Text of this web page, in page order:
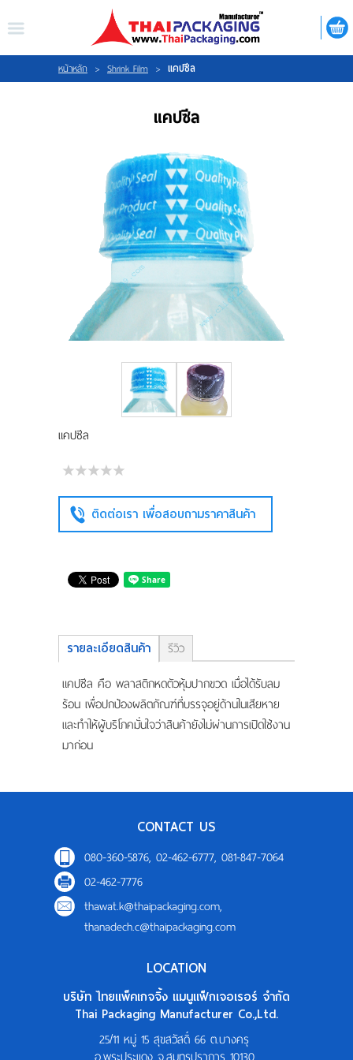
ไทย ENGLISH
LOGIN REGISTER
My Wishlist
ติดต่อเรา
หน้าหลัก > Shrink Film > แคปซีล
แคปซีล
แคปซีล
ติดต่อเรา เพื่อสอบถามราคาสินค้า
รายละเอียดสินค้า
รีวิว
แคปซีล คือ พลาสติกหดตัวหุ้มปากขวด เมื่อได้รับลม
ร้อน เพื่อปกป้องผลิตภัณฑ์ที่บรรจุอยู่ด้านในเสียหาย
และทำให้ผู้บริโภคมั่นใจว่าสินค้ายังไม่ผ่านการเปิดใช้งาน
มาก่อน
CONTACT US
080-360-5876, 02-462-6777, 081-847-7064
02-462-7776
thawat.k@thaipackaging.com,
thanadech.c@thaipackaging.com
LOCATION
บริษัท ไทยแพ็คเกจจิ้ง แมนูแฟ็กเจอเรอร์ จำกัด
Thai Packaging Manufacturer Co.,Ltd.
25/11 หมู่ 15 สุขสวัสดิ์ 66 ต.บางครุ